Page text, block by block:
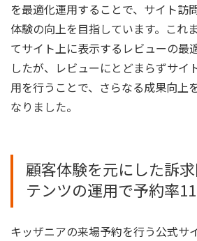
を最適化運用することで、サイト訪
体験の向上を目指しています。これ
てサイト上に表示するレビューの最
したが、レビューにとどまらずサイ
用を行うことで、さらなる成果向上
なりました。
顧客体験を元にした訴
テンツの運用で予約率
キッザニアの来場予約を行う公式サ